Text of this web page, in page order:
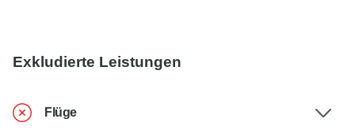
Exkludierte Leistungen
Flüge